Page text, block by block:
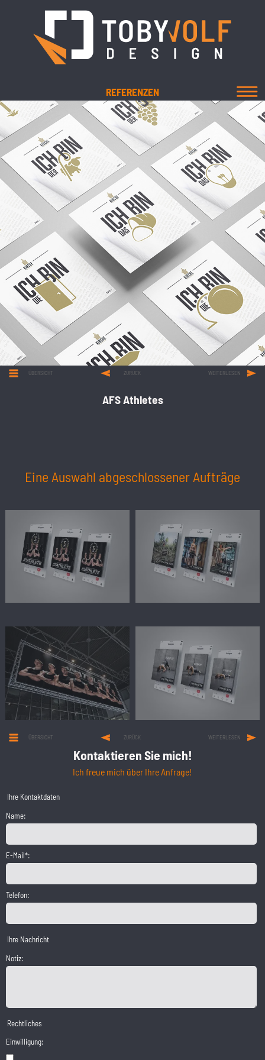
REFERENZEN
ÜBERSICHT ZURÜCK WEITERLESEN
AFS Athletes
Eine Auswahl abgeschlossener Aufträge
ÜBERSICHT ZURÜCK WEITERLESEN
Kontaktieren Sie mich!
Ich freue mich über Ihre Anfrage!
Ihre Kontaktdaten
Name:
E-Mail*:
Telefon:
Ihre Nachricht
Notiz:
Rechtliches
Einwilligung: